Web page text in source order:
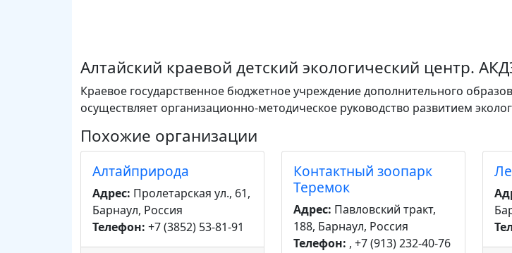
Алтайский краевой детский экологический центр.
Краевое государственное бюджетное учреждение дополнительного
осуществляет организационно-методическое руководство развитием
Похожие организации
Алтайприрода
Адрес: Пролетарская ул., 61,
Барнаул, Россия
Телефон: +7 (3852) 53-81-91
Контактный зоопарк
Теремок
Адрес: Павловский тракт,
188, Барнаул, Россия
Телефон: , +7 (913) 232-40-76